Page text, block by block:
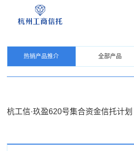
信托产品
热销产品推介 全部产品
杭工信·玖盈620号集合资金信托计划